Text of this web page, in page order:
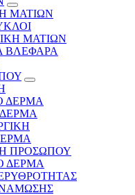
ΜΑΤΙΩΝ
ΜΑΤΙΩΝ
ΒΛΕΦΑΡΑ
ΔΕΡΜΑ
ΠΡΟΣΩΠΟΥ
ΔΕΡΜΑ